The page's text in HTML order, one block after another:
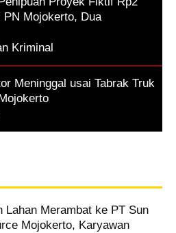
Mojokerto, Dua
Kriminal
Meninggal usai Tabrak Truk
Lahan Merambat ke PT Sun
Mojokerto, Karyawan